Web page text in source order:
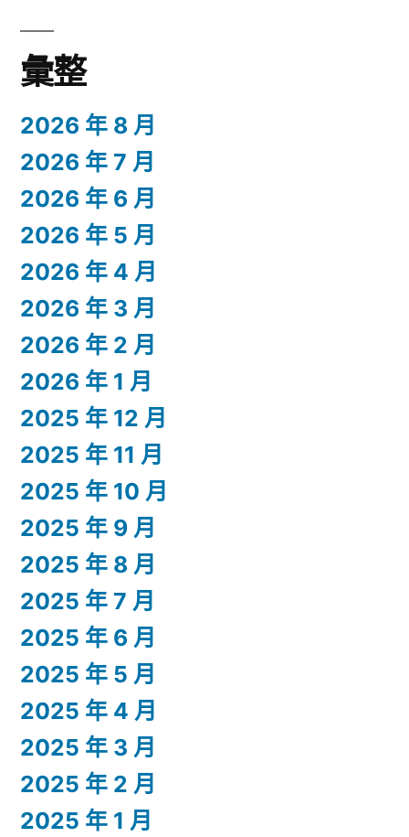
彙整
2026 年 8 月
2026 年 7 月
2026 年 6 月
2026 年 5 月
2026 年 4 月
2026 年 3 月
2026 年 2 月
2026 年 1 月
2025 年 12 月
2025 年 11 月
2025 年 10 月
2025 年 9 月
2025 年 8 月
2025 年 7 月
2025 年 6 月
2025 年 5 月
2025 年 4 月
2025 年 3 月
2025 年 2 月
2025 年 1 月